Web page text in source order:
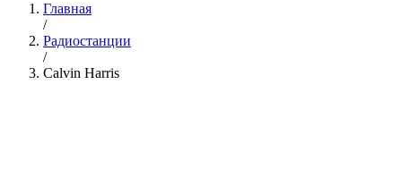
Главная
/
Радиостанции
/
Calvin Harris